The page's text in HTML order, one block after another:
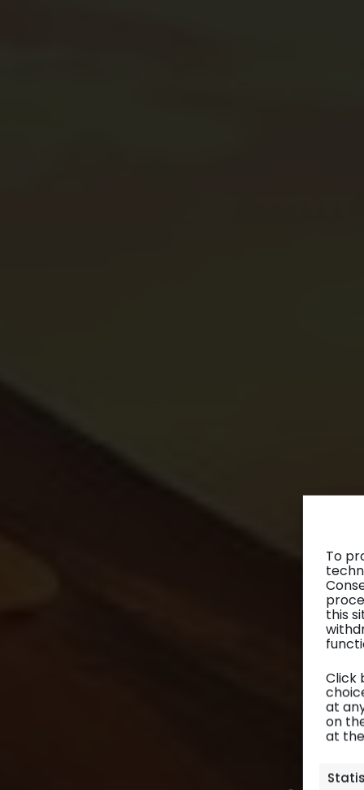
To
this
Click
at
on
at